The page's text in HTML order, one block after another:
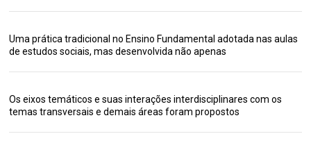
Uma prática tradicional no Ensino Fundamental adotada nas aulas
de estudos sociais, mas desenvolvida não apenas
Os eixos temáticos e suas interações interdisciplinares com os
temas transversais e demais áreas foram propostos